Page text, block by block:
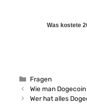
Was kostete
Kategorien
Fragen
Wie man
Wer hat alles